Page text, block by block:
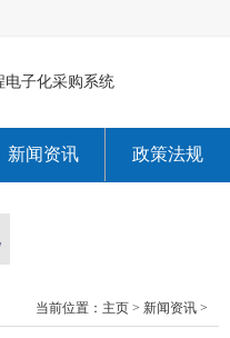
电子化采购系统
新闻资讯 政策法规
当前位置： 主页 > 新闻资讯 >